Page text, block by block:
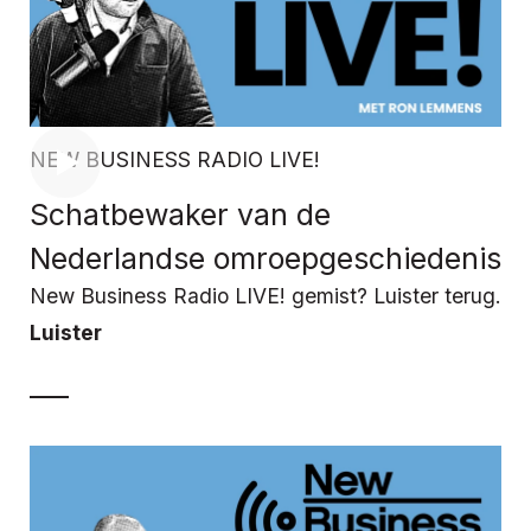
NEW BUSINESS RADIO LIVE!
Schatbewaker van de
Nederlandse omroepgeschiedenis
New Business Radio LIVE! gemist? Luister terug.
Luister